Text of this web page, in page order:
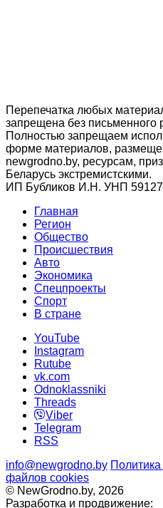
Перепечатка любых
запрещена без письменного
Полностью запрещаем
форме материалов,
newgrodno.by, ресурсам,
Беларусь экстремистскими.
ИП Бубликов И.Н. УНП
Главная
Регион
Общество
Происшествия
Авто
Экономика
Спецпроекты
Cпорт
В стране
YouTube
Instagram
Rutube
vk.com
Odnoklassniki
Threads
Viber
Telegram
RSS
info@newgrodno.by
файлов cookies
© NewGrodno.by, 2026
Разработка и продвижение: